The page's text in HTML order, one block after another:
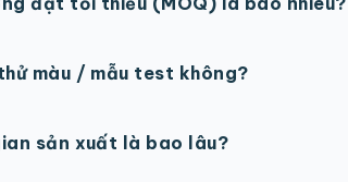
màu / mẫu test không?
sản xuất là bao lâu?